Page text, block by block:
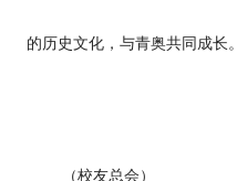
的历史文化，与青奥共同成长。
（校友总会）